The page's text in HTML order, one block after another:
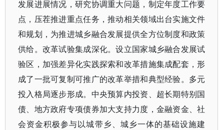
发展进展情况，研究协调重大问题，制定年度工作要
点，压茬推进重点任务，推动相关领域出台实施文件
和规划，为推进城乡融合发展提供全方位制度和政策
供给。改革试验集成深化。设立国家城乡融合发展试
验区，加强差异化实践探索和改革措施集成配套，形
成了一批可复制可推广的改革举措和典型经验。多元
投入格局逐步形成。中央预算内投资、超长期特别国
债、地方政府专项债券加大支持力度，金融资金、社
会资金积极参与以城带乡、城乡一体的基础设施建